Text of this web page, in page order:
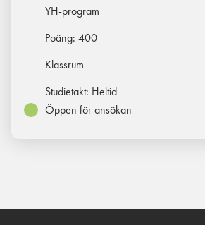
YH-program
Poäng: 400
Klassrum
Studietakt: Heltid
Öppen för ansökan